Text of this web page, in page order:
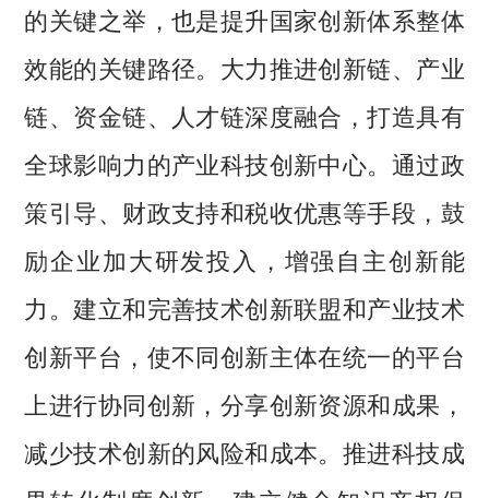
的关键之举，也是提升国家创新体系整体
效能的关键路径。大力推进创新链、产业
链、资金链、人才链深度融合，打造具有
全球影响力的产业科技创新中心。通过政
策引导、财政支持和税收优惠等手段，鼓
励企业加大研发投入，增强自主创新能
力。建立和完善技术创新联盟和产业技术
创新平台，使不同创新主体在统一的平台
上进行协同创新，分享创新资源和成果，
减少技术创新的风险和成本。推进科技成